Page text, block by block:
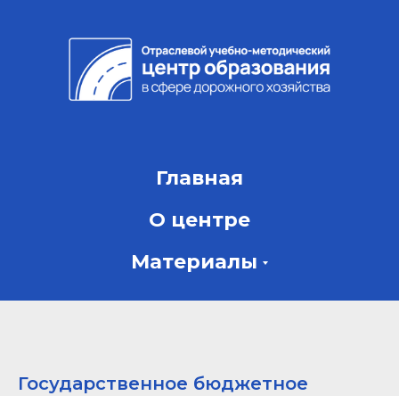
Главная
О центре
Материалы
Государственное бюджетное